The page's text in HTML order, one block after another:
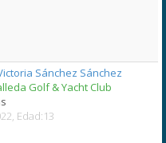
Sánchez Sánchez
Golf & Yacht Club
Edad:13